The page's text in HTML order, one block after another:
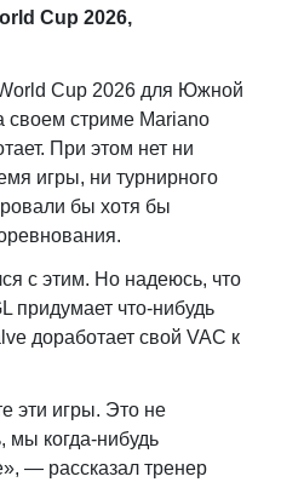
Cup 2026,
Cup 2026 для Южной
стриме Mariano
При этом нет ни
игры, ни турнирного
бы хотя бы
с этим. Но надеюсь, что
придумает что-нибудь
доработает свой VAC к
эти игры. Это не
когда-нибудь
», — рассказал тренер